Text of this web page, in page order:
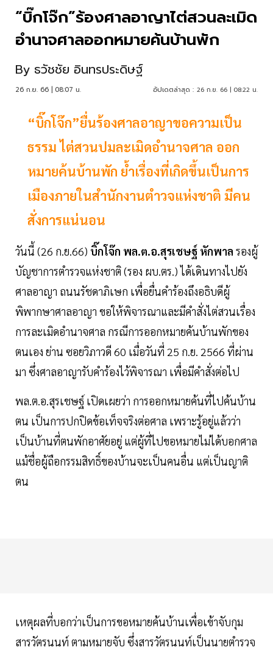
“บิ๊กโจ๊ก”ร้องศาลอาญาไต่สวนละเมิด
อำนาจศาลออกหมายค้นบ้านพัก
By ธวัชชัย อินทรประดิษฐ์
26 ก.ย. 66 | 08:07 น. อัปเดตล่าสุด : 26 ก.ย. 66 | 08:22 น.
“บิ๊กโจ๊ก”ยื่นร้องศาลอาญาขอความเป็น
ธรรม ไต่สวนปมละเมิดอำนาจศาล ออก
หมายค้นบ้านพัก ย้ำเรื่องที่เกิดขึ้นเป็นการ
เมืองภายในสำนักงานตำวจแห่งชาติ มีคน
สั่งการแน่นอน
วันนี้ (26 ก.ย.66) บิ๊กโจ๊ก พล.ต.อ.สุรเชษฐ์ หักพาล รองผู้
บัญชาการตำรวจแห่งชาติ (รอง ผบ.ตร.) ได้เดินทางไปยัง
ศาลอาญา ถนนรัชดาภิเษก เพื่อยื่นคำร้องถึงอธิบดีผู้
พิพากษาศาลอาญา ขอให้พิจารณาและมีคำสั่งไต่สวนเรื่อง
การละเมิดอำนาจศาล กรณีการออกหมายค้นบ้านพักของ
ตนเอง ย่าน ซอยวิภาวดี 60 เมื่อวันที่ 25 ก.ย. 2566 ที่ผ่าน
มา ซึ่งศาลอาญารับคำร้องไว้พิจารณา เพื่อมีคำสั่งต่อไป
พล.ต.อ.สุรเชษฐ์ เปิดเผยว่า การออกหมายค้นที่ไปค้นบ้าน
ตน เป็นการปกปิดข้อเท็จจริงต่อศาล เพราะรู้อยู่แล้วว่า
เป็นบ้านที่ตนพักอาศัยอยู่ แต่ผู้ที่ไปขอหมายไม่ได้บอกศาล
แม้ชื่อผู้ถือกรรมสิทธิ์ของบ้านจะเป็นคนอื่น แต่เป็นญาติ
ตน
เหตุผลที่บอกว่าเป็นการขอหมายค้นบ้านเพื่อเข้าจับกุม
สารวัตรนนท์ ตามหมายจับ ซึ่งสารวัตรนนท์เป็นนายตำรวจ